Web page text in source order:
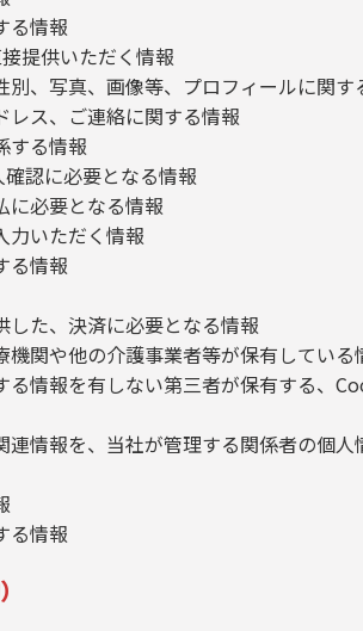
情報
提供いただく情報
、写真、画像等、プロフィールに関す
ス、ご連絡に関する情報
る情報
認に必要となる情報
必要となる情報
いただく情報
情報
た、決済に必要となる情報
や他の介護事業者等が保有している
情報を有しない第三者が保有する、
報を、当社が管理する関係者の個人
情報